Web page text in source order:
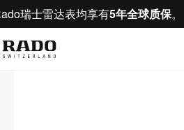
瑞士雷达表均享有5年全球质保